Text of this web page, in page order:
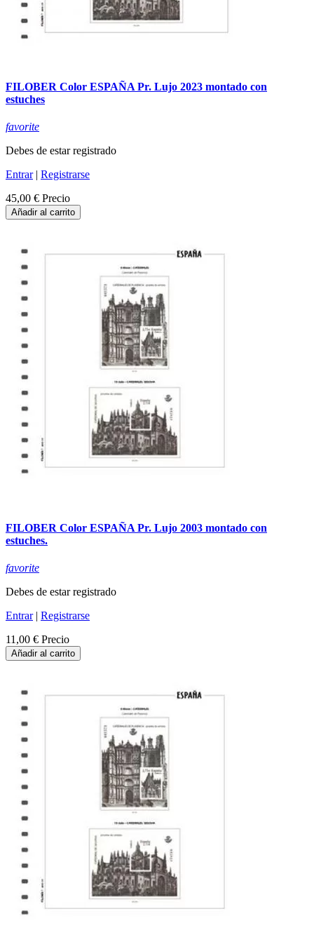
FILOBER Color ESPAÑA Pr. Lujo 2023 montado con
estuches
favorite
Debes de estar registrado
Entrar| Registrarse
45,00 € Precio
Añadir al carrito
FILOBER Color ESPAÑA Pr. Lujo 2003 montado con
estuches.
favorite
Debes de estar registrado
Entrar| Registrarse
11,00 € Precio
Añadir al carrito